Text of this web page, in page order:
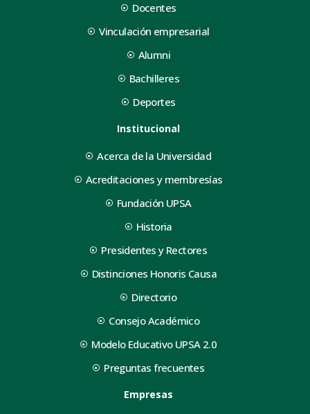
Docentes
Vinculación empresarial
Alumni
Bachilleres
Deportes
Institucional
Acerca de la Universidad
Acreditaciones y membresías
Fundación UPSA
Historia
Presidentes y Rectores
Distinciones Honoris Causa
Directorio
Consejo Académico
Modelo Educativo UPSA 2.0
Preguntas frecuentes
Empresas